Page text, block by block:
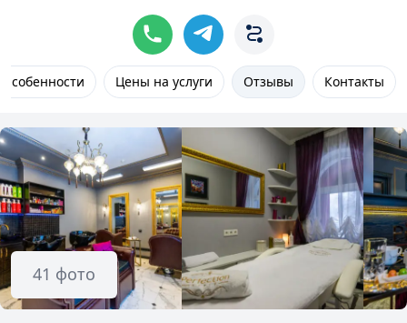
Особенности Цены на услуги Отзывы Контакты
41 фото